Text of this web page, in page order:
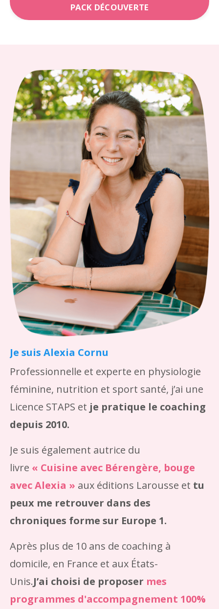
PACK DÉCOUVERTE
Je suis Alexia Cornu
Professionnelle et experte en physiologie
féminine, nutrition et sport santé, j’ai une
Licence STAPS et je pratique le coaching
depuis 2010.
Je suis également autrice du
livre « Cuisine avec Bérengère, bouge
avec Alexia » aux éditions Larousse et tu
peux me retrouver dans des
chroniques forme sur Europe 1.
Après plus de 10 ans de coaching à
domicile, en France et aux États-
Unis.J’ai choisi de proposer mes
programmes d'accompagnement 100%